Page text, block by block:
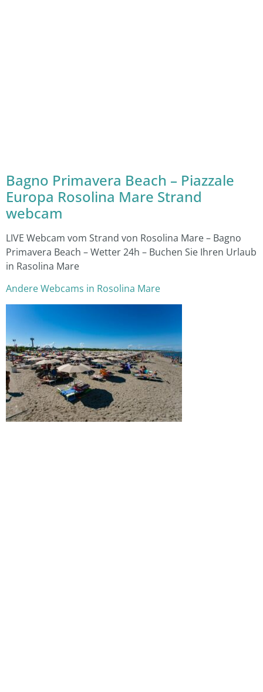
Bagno Primavera Beach – Piazzale
Europa Rosolina Mare Strand
webcam
LIVE Webcam vom Strand von Rosolina Mare – Bagno
Primavera Beach – Wetter 24h – Buchen Sie Ihren Urlaub
in Rasolina Mare
Andere Webcams in Rosolina Mare